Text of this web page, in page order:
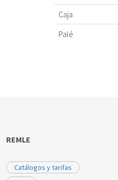
Caja
Palé
REMLE
Catálogos y tarifas